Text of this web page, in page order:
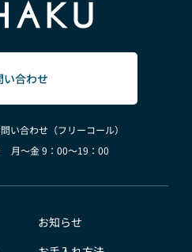
い合わせ
い合わせ（フリーコール）
月～金 9：00～19：00
お知らせ